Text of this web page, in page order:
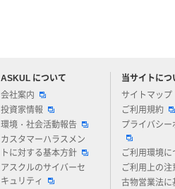
ASKUL について
会社案内
投資家情報
環境・社会活動報告
カスタマーハラスメン
トに対する基本方針
アスクルのサイバーセ
キュリティ
当サイトにつ
サイトマップ
ご利用規約
プライバシー
ご利用環境に
ご利用上の注
古物営業法に
アスクルについてお気軽にご質問ください